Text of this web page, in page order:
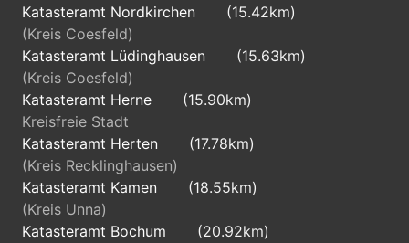
Katasteramt Nordkirchen
(15.42km)
(Kreis Coesfeld)
Katasteramt Lüdinghausen
(15.63km)
(Kreis Coesfeld)
Katasteramt Herne
(15.90km)
Kreisfreie Stadt
Katasteramt Herten
(17.78km)
(Kreis Recklinghausen)
Katasteramt Kamen
(18.55km)
(Kreis Unna)
Katasteramt Bochum
(20.92km)